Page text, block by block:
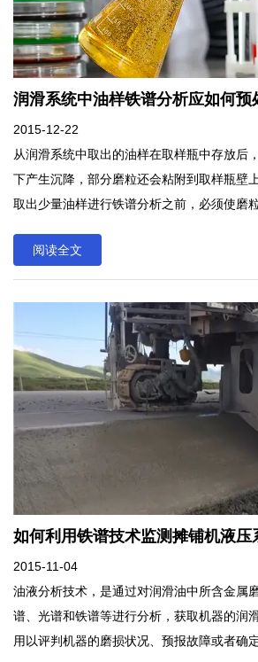
润滑系统中油样铁谱分析应如何预
2015-12-22
从润滑系统中取出的油样在取样瓶中存放后
下产生沉降，部分磨粒还会粘附到取样瓶壁
取出少量油样进行铁谱分析之前，必须使磨
直接影响磨粒在铁谱片上的沉积位置和分布
还必须要对油样进行稀释处理。
阅读全文
如何利用铁谱技术监测摊铺机液压
2015-11-04
油液分析技术，是通过对润滑油中所含金属
谱、光谱和铁谱等进行分析，获取机器的润
用以评判机器的磨损状况、预报故障或者确